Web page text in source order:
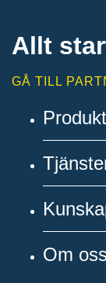
Allt
GÅ TILL
Om